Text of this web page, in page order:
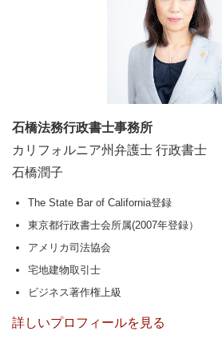
石橋法務行政書士事務所
カリフォルニア州弁護士 行政書士
石橋潤子
The State Bar of California登録
東京都行政書士会所属(2007年登録）
アメリカ司法協会
宅地建物取引士
ビジネス著作権上級
詳しいプロフィールを見る